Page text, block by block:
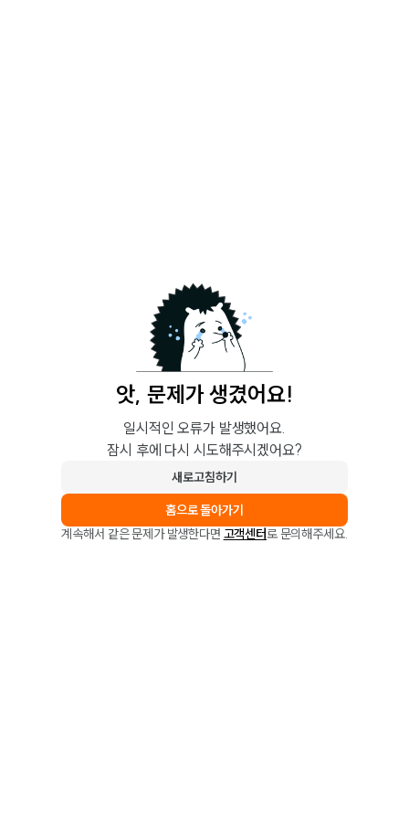
앗, 문제가 생겼어요!
일시적인 오류가 발생했어요.
잠시 후에 다시 시도해주시겠어요?
새로고침하기
홈으로 돌아가기
계속해서 같은 문제가 발생한다면 고객센터로 문의해주세요.